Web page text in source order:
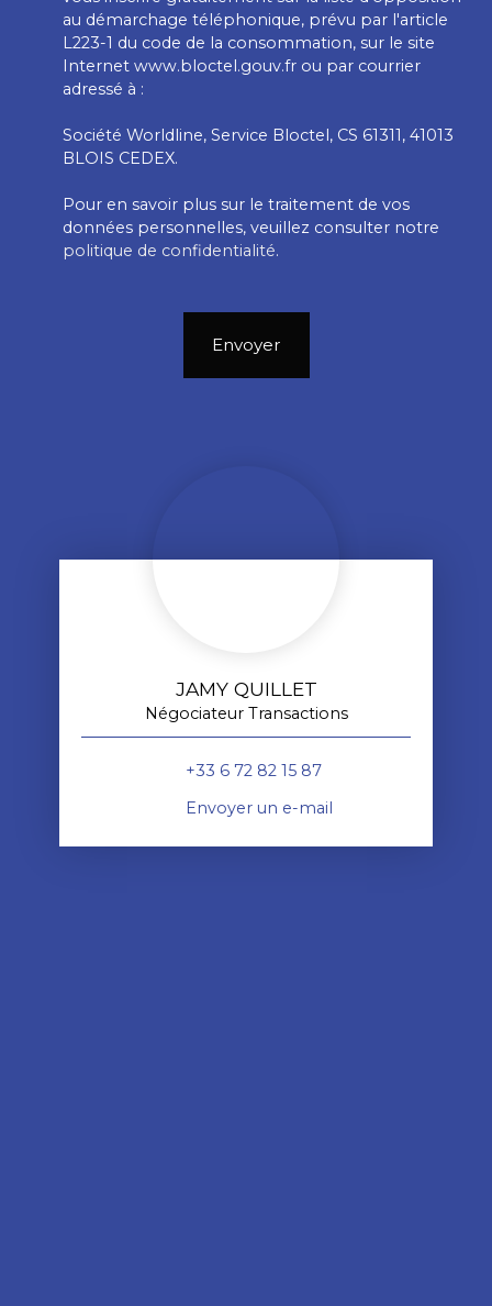
au démarchage téléphonique, prévu par l'article
L223-1 du code de la consommation, sur le site
Internet www.bloctel.gouv.fr ou par courrier
adressé à :
Société Worldline, Service Bloctel, CS 61311, 41013
BLOIS CEDEX.
Pour en savoir plus sur le traitement de vos
données personnelles, veuillez consulter notre
politique de confidentialité.
Envoyer
JAMY QUILLET
Négociateur Transactions
+33 6 72 82 15 87
Envoyer un e-mail